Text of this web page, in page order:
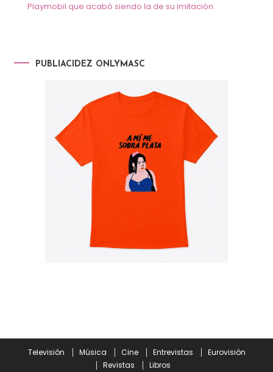
Playmobil que acabó siendo la de su imitación
PUBLIACIDEZ ONLYMASC
Televisión Música Cine Entrevistas
Eurovisión
Revistas
Libros